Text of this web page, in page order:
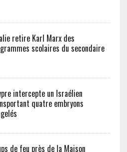
retire Karl Marx des
scolaires du secondaire
intercepte un Israélien
quatre embryons
de feu près de la Maison